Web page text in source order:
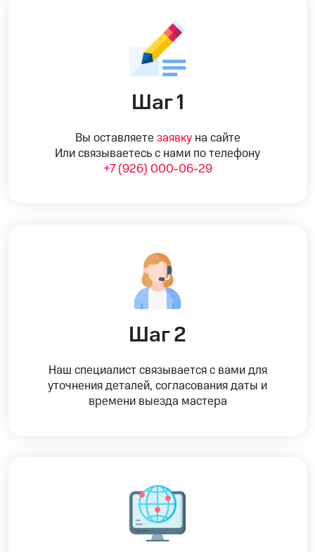
Шаг 1
Вы оставляете заявкуна сайте
Или связываетесь с нами по телефону
+7 (926) 000-06-29
Шаг 2
Наш специалист связывается с вами для
уточнения деталей, согласования даты и
времени выезда мастера